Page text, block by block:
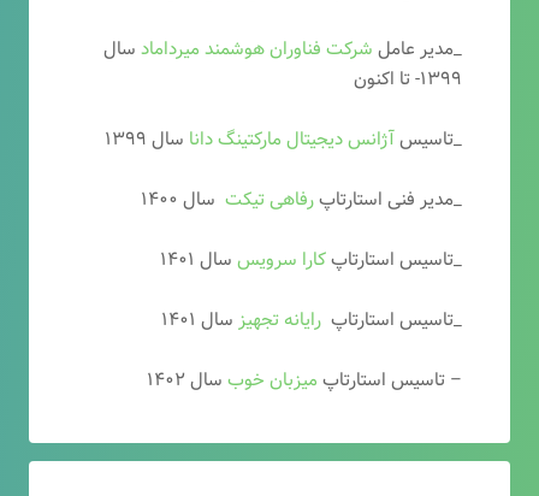
_مدیر عامل شرکت فناوران هوشمند میرداماد سال
۱۳۹۹- تا اکنون
_تاسیسآژانس دیجیتال مارکتینگ دانا سال ۱۳۹۹
_مدیر فنی استارتاپرفاهی تیکت سال ۱۴۰۰
_تاسیس استارتاپکارا سرویس سال ۱۴۰۱
_تاسیس استارتاپ رایانه تجهیز سال ۱۴۰۱
– تاسیس استارتاپ میزبان خوب سال ۱۴۰۲